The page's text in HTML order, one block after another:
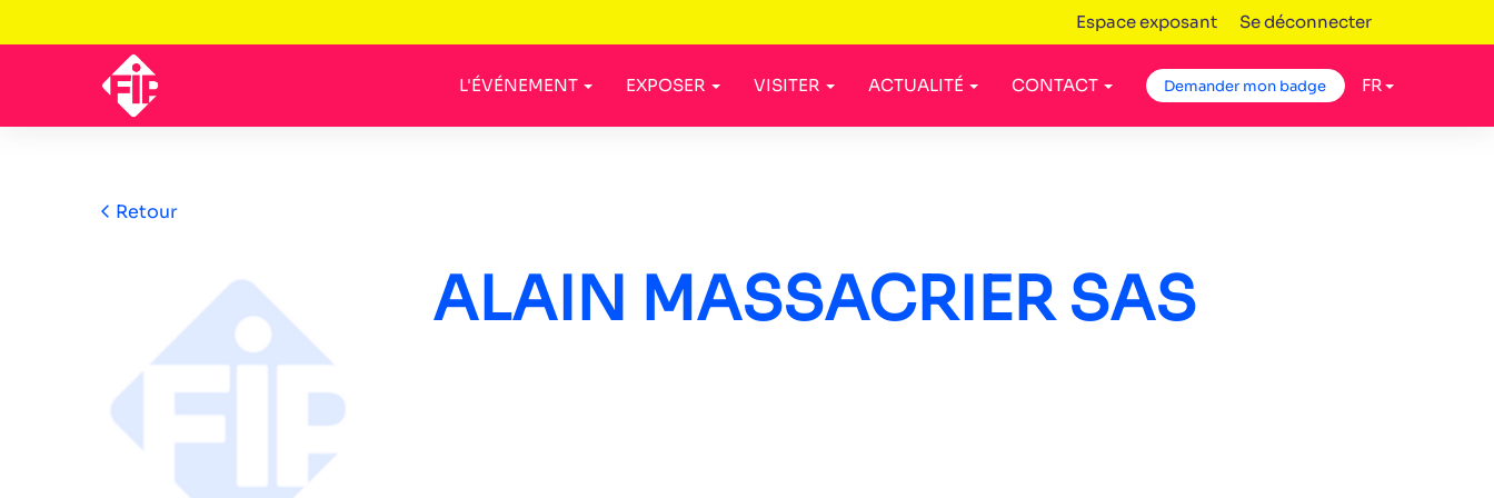
Espace exposant Se déconnecter
L'ÉVÉNEMENT EXPOSER VISITER ACTUALITÉ CONTACT Demander mon badge FR
Retour
ALAIN MASSACRIER SAS